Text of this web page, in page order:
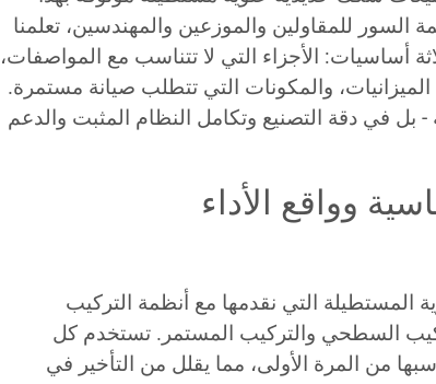
بناء أنظمة السور للمقاولين والموزعين والمهندسين، تعلمنا
أساسيات: الأجزاء التي لا تتناسب مع المواصفات،
والمكونات التي تتطلب صيانة مستمرة.
بل في دقة التصنيع وتكامل النظام المثبت والدعم
وواقع الأداء
المستطيلة التي نقدمها مع أنظمة التركيب
السطحي والتركيب المستمر. تستخدم كل
من المرة الأولى، مما يقلل من التأخير في